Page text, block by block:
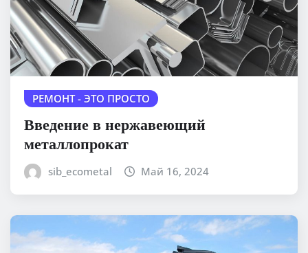
РЕМОНТ - ЭТО ПРОСТО
Введение в нержавеющий
металлопрокат
sib_ecometal Май 16, 2024